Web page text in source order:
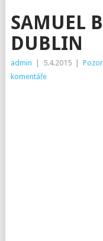
SAMUEL
DUBLIN
admin 5.4.2015
komentáře